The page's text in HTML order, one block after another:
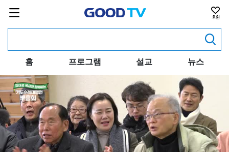
홈 프로그램 설교 뉴스